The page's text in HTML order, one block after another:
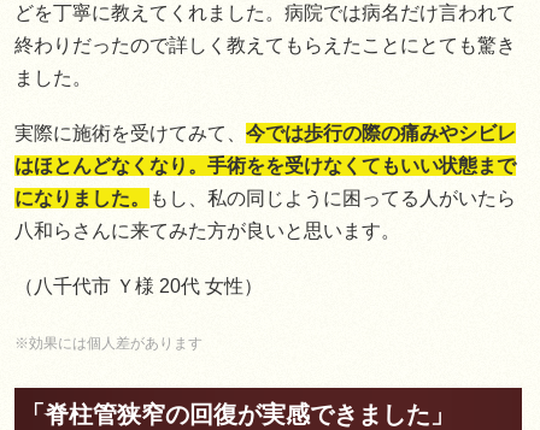
どを丁寧に教えてくれました。病院では病名だけ言われて
終わりだったので詳しく教えてもらえたことにとても驚き
ました。
実際に施術を受けてみて、 今では歩行の際の痛みやシビレ
はほとんどなくなり。手術をを受けなくてもいい状態まで
になりました。
もし、私の同じように困ってる人がいたら
八和らさんに来てみた方が良いと思います。
（八千代市 Ｙ様 20代 女性）
※効果には個人差があります
「脊柱管狭窄の回復が実感できました」